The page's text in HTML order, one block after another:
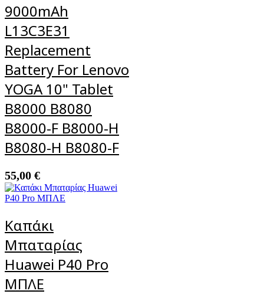
9000mAh
L13C3E31
Replacement
Battery For Lenovo
YOGA 10" Tablet
B8000 B8080
B8000-F B8000-H
B8080-H B8080-F
55,00 €
Καπάκι
Μπαταρίας
Huawei P40 Pro
ΜΠΛΕ